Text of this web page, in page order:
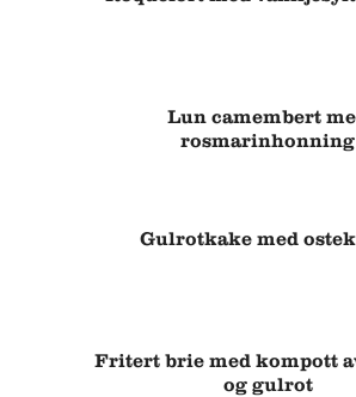
Lun camembert
rosmarinhonning
Gulrotkake med
Fritert brie med kompott
og gulrot